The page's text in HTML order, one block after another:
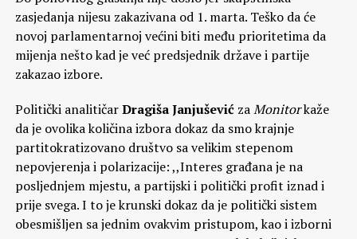
zasjedanja nijesu zakazivana od 1. marta. Teško da će
novoj parlamentarnoj većini biti među prioritetima da
mijenja nešto kad je već predsjednik države i partije
zakazao izbore.
Politički analitičarDragiša JanjuševićzaMonitorkaže
da je ovolika količina izbora dokaz da smo krajnje
partitokratizovano društvo sa velikim stepenom
nepovjerenja i polarizacije: ,,Interes građana je na
posljednjem mjestu, a partijski i politički profit iznad i
prije svega. I to je krunski dokaz da je politički sistem
obesmišljen sa jednim ovakvim pristupom, kao i izborni